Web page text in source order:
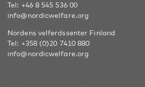
Tel: +46 8 545 536 00
info@nordicwelfare.org
Nordens velferdssenter Finland
Tel: +358 (0)20 7410 880
info@nordicwelfare.org